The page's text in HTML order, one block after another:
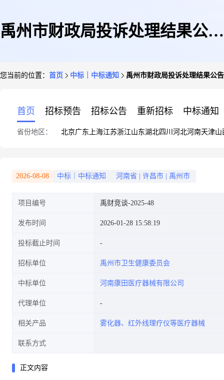
禹州市财政局投诉处理结果公告
您当前的位置： 首页 中标｜中标通知 禹州市财政局投诉处理结果公
首页 招标预告 招标公告 重新招标 中标通知
省份地区： 北京广东 上海江苏浙江山东湖北四川 河北河南天津山
2026-08-08 中标｜中标通知 河南省 许昌市 禹州市
项目编号 禹财竞谈-2025-48
发布时间 2026-01-28 15:58:19
投标截止时间
招标单位 禹州市卫生健康委员会
中标单位 河南康田医疗器械有限公司
代理单位
相关产品 雾化器、红外线理疗仪等医疗器械
联系方式
正文内容